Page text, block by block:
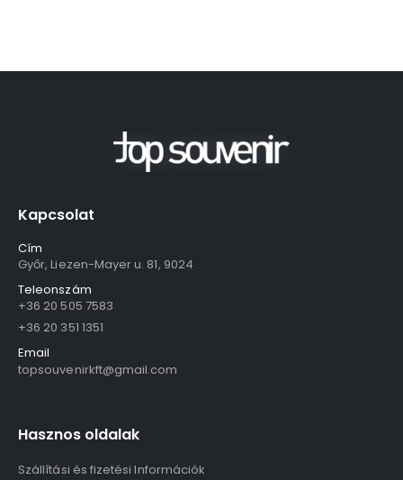
Kapcsolat
Cím
Győr, Liezen-Mayer u. 81, 9024
Teleonszám
+36 20 505 7583
+36 20 351 1351
Email
topsouvenirkft@gmail.com
Hasznos oldalak
Szállítási és fizetési Információk